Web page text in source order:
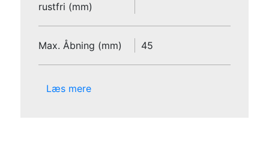
rustfri (mm)
Max. Åbning (mm) 45
Læs mere